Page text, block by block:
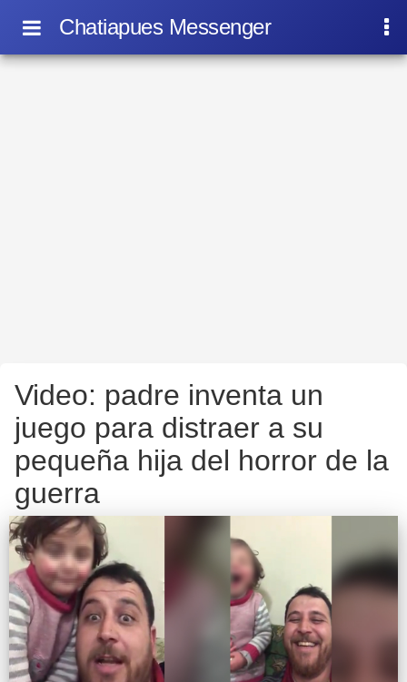
Chatiapues Messenger
Video: padre inventa un
juego para distraer a su
pequeña hija del horror de la
guerra